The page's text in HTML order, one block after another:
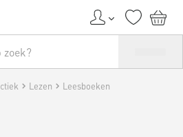
Lezen Leesboeken